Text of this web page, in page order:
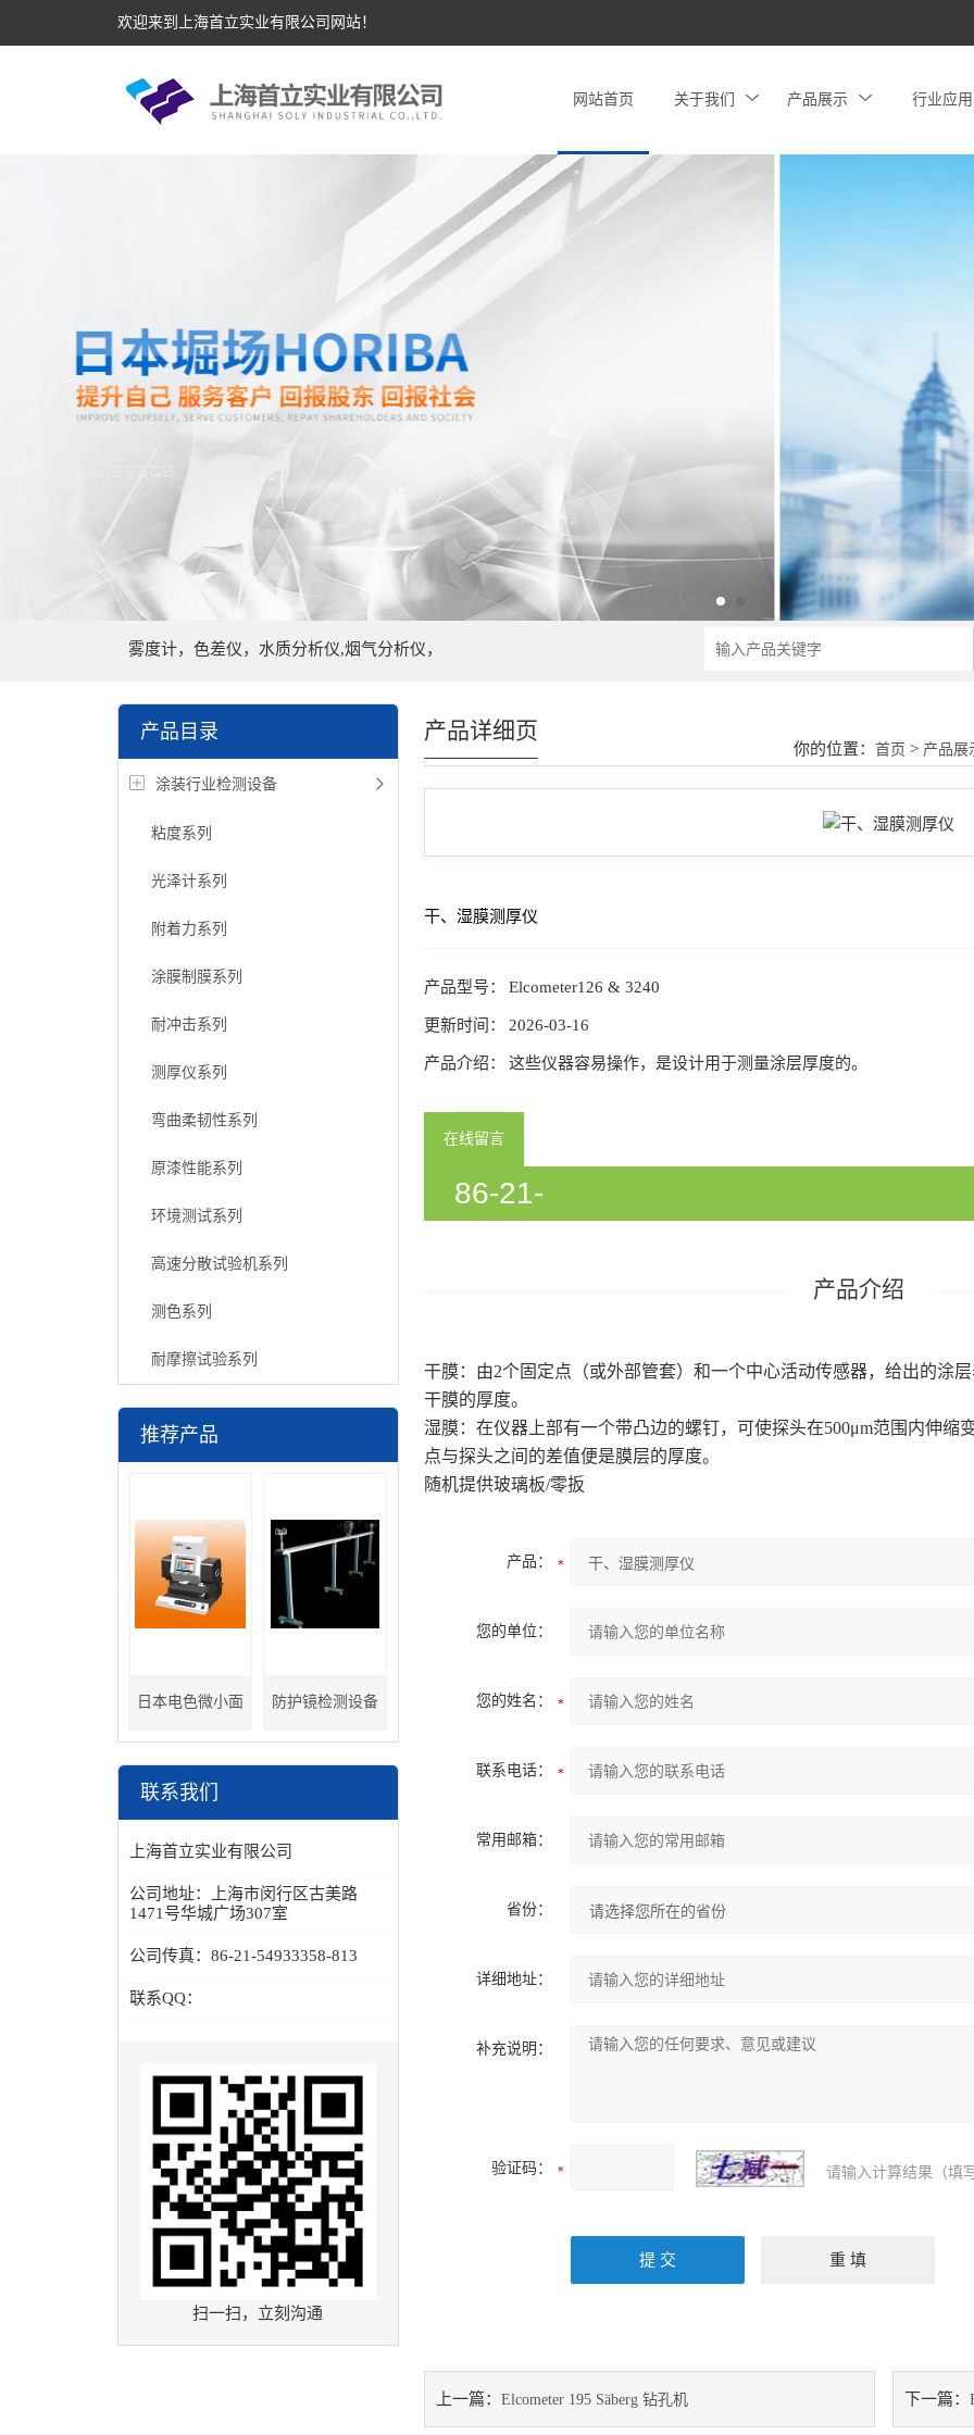
欢迎来到上海首立实业有限公司网站！
网站首页 关于我们 产品展示 行业应用
雾度计，色差仪，水质分析仪,烟气分析仪，
产品目录
涂装行业检测设备
粘度系列
光泽计系列
附着力系列
涂膜制膜系列
耐冲击系列
测厚仪系列
弯曲柔韧性系列
原漆性能系列
环境测试系列
高速分散试验机系列
测色系列
耐摩擦试验系列
推荐产品
日本电色微小面 防护镜检测设备
联系我们
上海首立实业有限公司
公司地址：
上海市闵行区古美路
1471号华城广场307室
公司传真： 86-21-54933358-813
联系QQ：
扫一扫，立刻沟通
你的位置：首页 > 产品展
产品详细页
干、湿膜测厚仪
产品型号： Elcometer126 & 3240
更新时间： 2026-03-16
产品介绍： 这些仪器容易操作，是设计用于测量涂层厚度的。
在线留言
86-21-
产品介绍
干膜：由2个固定点（或外部管套）和一个中心活动传感器，给出的涂
干膜的厚度。
湿膜：在仪器上部有一个带凸边的螺钉，可使探头在500μm范围内伸缩
点与探头之间的差值便是膜层的厚度。
随机提供玻璃板/零扳
产品：
您的单位：
您的姓名：
联系电话：
常用邮箱：
省份：
详细地址：
补充说明：
验证码： 请输入计算结果（填
上一篇： Elcometer 195 Säberg 钻孔机 下一篇：